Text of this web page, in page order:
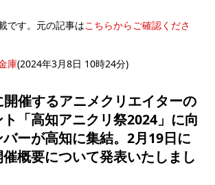
です。元の記事はこちらからご確認くださ
庫(2024年3月8日 10時24分)
催するアニメクリエイターの
「高知アニクリ祭2024」に向
ーが高知に集結。2月19日に
概要について発表いたしまし